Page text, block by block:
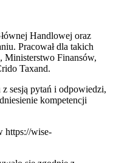
Handlowej oraz
Pracował dla takich
Finansów,
Taxand.
sesją pytań i odpowiedzi,
kompetencji
https://wise-